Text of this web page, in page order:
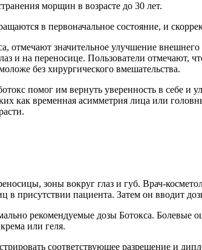
морщин в возрасте до 30 лет.
в первоначальное состояние, и
отмечают значительное улучшение
и на переносице. Пользователи отмечают,
без хирургического вмешательства.
помог им вернуть уверенность в себе
как временная асимметрия лица или
зоны вокруг глаз и губ. Врач-
в присутствии пациента. Затем он вводит
рекомендуемые дозы Ботокса. Болевые
или геля.
соответствующее разрешение и